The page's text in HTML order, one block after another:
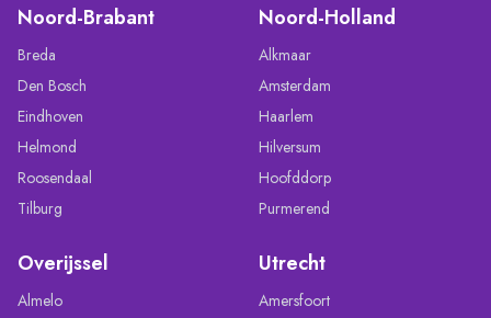
Noord-Brabant
Breda
Den Bosch
Eindhoven
Helmond
Roosendaal
Tilburg
Noord-Holland
Alkmaar
Amsterdam
Haarlem
Hilversum
Hoofddorp
Purmerend
Overijssel
Almelo
Utrecht
Amersfoort